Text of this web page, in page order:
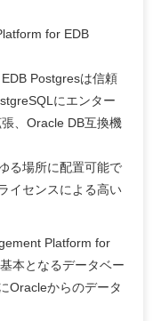
for EDB
Postgresは信頼
にエンター
、Oracle DB互換機
る場所に配置可能で
イセンスによる高い
Platform for
本となるデータベー
Oracleからのデータ